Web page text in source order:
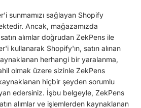
sunmamızı sağlayan Shopify
Ancak, mağazamızda
alımlar doğrudan ZekPens ile
kullanarak Shopify'ın, satın alınan
herhangi bir yaralanma,
olmak üzere sizinle ZekPens
hiçbir şeyden sorumlu
edersiniz. İşbu belgeyle, ZekPens
alımlar ve işlemlerden kaynaklanan